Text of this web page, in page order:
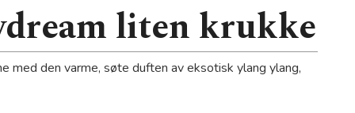
liten krukke
med den varme, søte duften av eksotisk ylang ylang,